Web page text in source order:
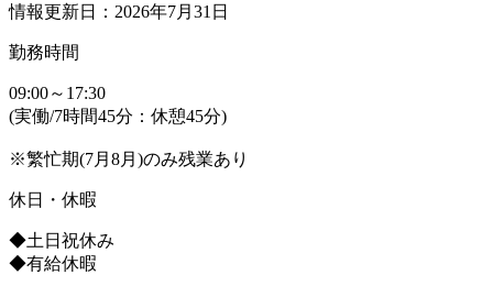
情報更新日：2026年7月31日
勤務時間
09:00～17:30
(実働/7時間45分：休憩45分)
※繁忙期(7月8月)のみ残業あり
休日・休暇
◆土日祝休み
◆有給休暇